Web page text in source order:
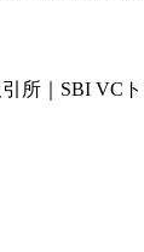
所｜SBI VC